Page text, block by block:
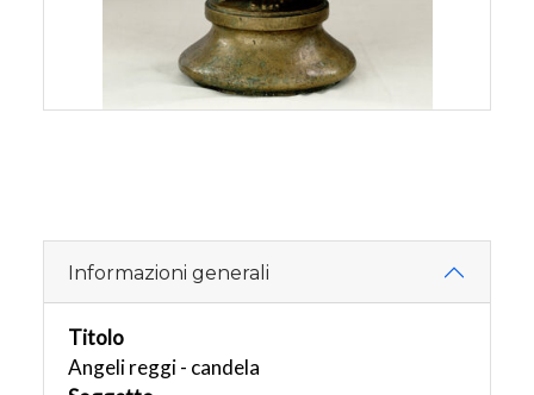
Informazioni generali
Titolo
Angeli reggi - candela